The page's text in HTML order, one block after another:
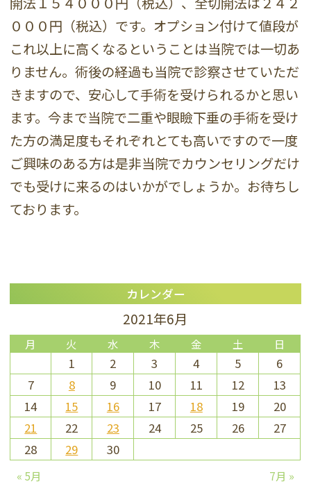
０００円（税込）です。オプション付けて値段が
これ以上に高くなるということは当院では一切あ
りません。術後の経過も当院で診察させていただ
きますので、安心して手術を受けられるかと思い
ます。今まで当院で二重や眼瞼下垂の手術を受け
た方の満足度もそれぞれとても高いですので一度
ご興味のある方は是非当院でカウンセリングだけ
でも受けに来るのはいかがでしょうか。お待ちし
ております。
カレンダー
2021年6月
月 火 水 木 金 土 日
1 2 3 4 5
6
7
8 9 10 11 12
13
14
15 16 17 18 19
20
21
22 23 24 25 26
27
28
29 30
« 5月 7月 »